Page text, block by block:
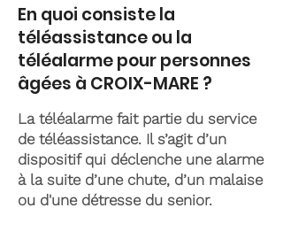
En quoi consiste la
téléassistance ou la
téléalarme pour personnes
âgées à CROIX-MARE ?
La téléalarme fait partie du service
de téléassistance. Il s’agit d’un
dispositif qui déclenche une alarme
à la suite d’une chute, d’un malaise
ou d'une détresse du senior.